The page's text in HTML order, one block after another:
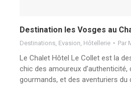
Destination les Vosges au
Destinations, Evasion, Hôtellerie Par
Le Chalet Hôtel Le Collet est la
chic des amoureux d’authenticité,
gourmands, et des aventuriers du